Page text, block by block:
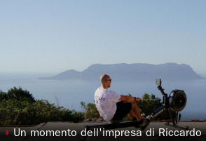
◗Un momento dell'impresa di Riccardo